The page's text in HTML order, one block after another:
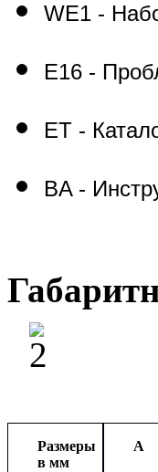
WE1 -
E16 -
ET -
BA -
Размеры
в мм
A